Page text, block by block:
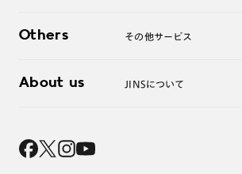
お問い合わせ
Others その他サービス
レンズ交換
About us JINSについて
採用情報